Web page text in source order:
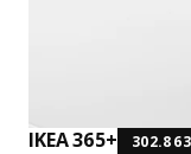
IKEA 365+